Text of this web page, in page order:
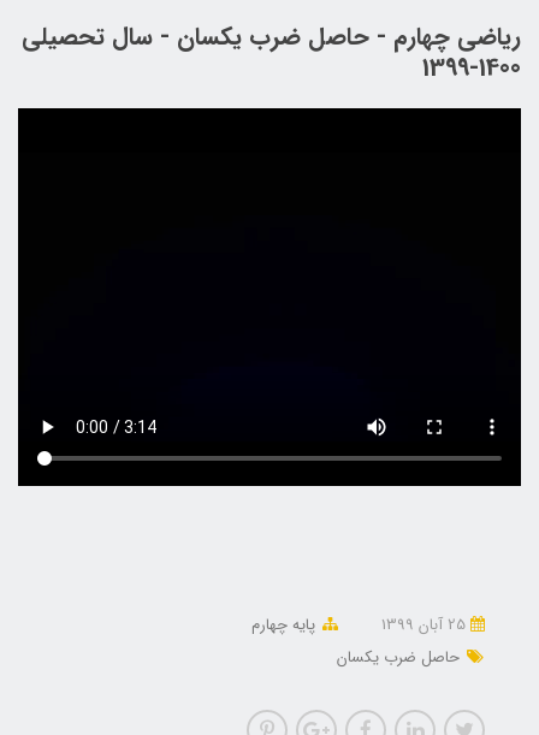
ریاضی چهارم - حاصل ضرب یکسان - سال تحصیلی
1400-1399
پایه چهارم
حاصل ضرب یکسان